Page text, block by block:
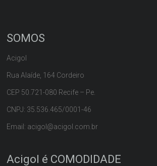
SOMOS
Acigol
Rua Alaíde, 164 Cordeiro
CEP 50.721-080 Recife – Pe.
CNPJ: 35.536.465/0001-46
Email: acigol@acigol.com.br
Acigol é COMODIDADE